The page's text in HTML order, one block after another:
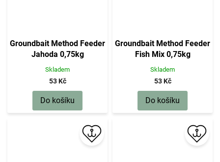
Groundbait Method Feeder
Jahoda 0,75kg
Skladem
53 Kč
Do košíku
Groundbait Method Feeder
Fish Mix 0,75kg
Skladem
53 Kč
Do košíku